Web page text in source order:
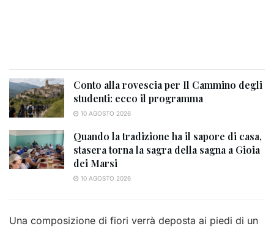
Conto alla rovescia per Il Cammino degli
studenti: ecco il programma
10 AGOSTO 2026
Quando la tradizione ha il sapore di casa,
stasera torna la sagra della sagna a Gioia
dei Marsi
10 AGOSTO 2026
Una composizione di fiori verrà deposta ai piedi di un